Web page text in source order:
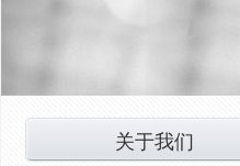
关于我们